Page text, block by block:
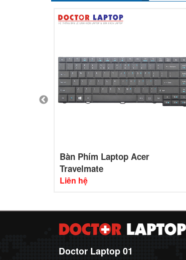
Bàn Phím Laptop Acer
Travelmate
Liên hệ
Doctor Laptop 01